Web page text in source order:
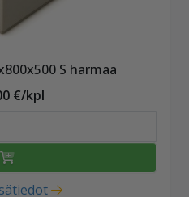
S harmaa
€/kpl